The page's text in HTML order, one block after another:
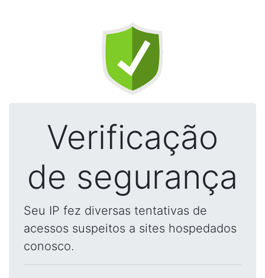
Verificação
de segurança
Seu IP fez diversas tentativas de
acessos suspeitos a sites hospedados
conosco.